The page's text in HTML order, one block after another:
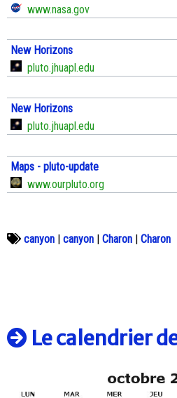
www.nasa.gov
New Horizons
pluto.jhuapl.edu
New Horizons
pluto.jhuapl.edu
Maps - pluto-update
www.ourpluto.org
canyon canyon Charon Charon
Le calendrier